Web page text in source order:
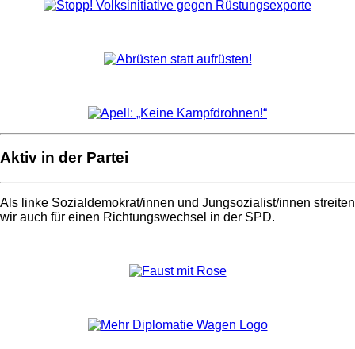
Aktiv in der Partei
Als linke Sozialdemokrat/innen und Jungsozialist/innen streiten
wir auch für einen Richtungswechsel in der SPD.